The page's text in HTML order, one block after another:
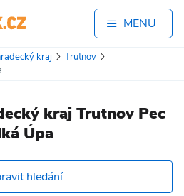
MENU
kraj
Trutnov
kraj Trutnov Pec
Úpa
hledání